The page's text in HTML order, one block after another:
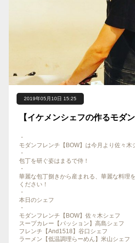
2019年05月10日 15:25
【イケメンシェフの作るモダ
・
モダンフレンチ【BOW】は今月より佐々木
・
包丁を研ぐ姿はまるで侍！
・
華麗な包丁捌きから産まれる、華麗な料理
ください！
・
本日のシェフ
・
モダンフレンチ【BOW】佐々木シェフ
スープカレー【パッション】高島シェフ
フレンチ【And1518】谷口シェフ
ラーメン【低温調理らーめん】米山シェフ